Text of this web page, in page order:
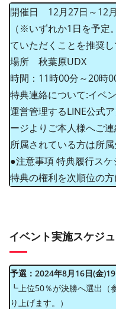
開催日 12月27日～12
（※いずれか1日を予定
ていただくことを推奨し
場所 秋葉原UDX
時間：11時00分～20時
特典連絡について:イベ
運営管理するLINE公式
ージよりご本人様へご
所属されている方は所属
●注意事項 特典履行ス
特典の権利を次順位の方
イベント実施スケジ
予選：2024年8月16日(金
┗上位50％が決勝へ選出（
り上げます。）